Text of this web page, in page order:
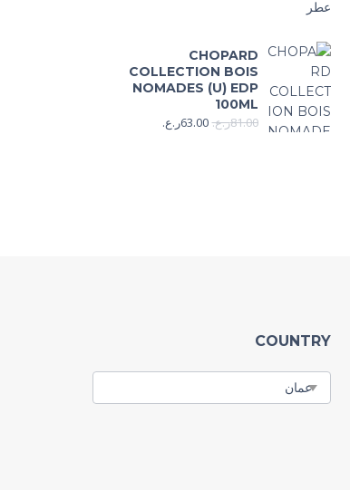
CHOPARD
COLLECTION BOIS
NOMADES (U) EDP
100ML
81.00ر.ع. 63.00ر.ع.
COUNTRY